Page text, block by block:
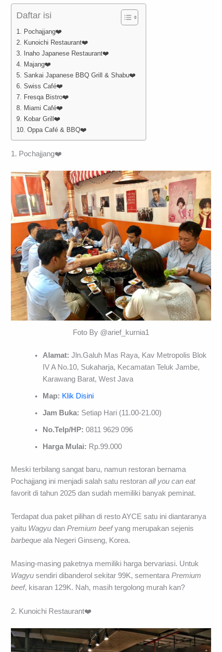
Daftar isi
1. Pochajjang❤️
2. Kunoichi Restaurant❤️
3. Inaho Japanese Restaurant❤️
4. Majang❤️
5. Sankai Japanese BBQ Grill & Shabu❤️
6. Swiss Café❤️
7. Fresqa Bistro❤️
8. Miami Café❤️
9. Kobar Grill❤️
10. Oppa Café & BBQ❤️
1. Pochajjang❤️
Foto By @arief_kurnia1
Alamat: Jln.Galuh Mas Raya, Kav Metropolis Blok
IV A No.10, Sukaharja, Kecamatan Teluk Jambe,
Karawang Barat, West Java
Map: Klik Disini
Jam Buka: Setiap Hari (11.00-21.00)
No.Telp/HP: 0811 9629 096
Harga Mulai: Rp.99.000
Meski terbilang sangat baru, namun restoran bernama
Pochajjang ini menjadi salah satu restoranall you can eat
favorit di tahun 2025 dan sudah memiliki banyak peminat.
Terdapat dua paket pilihan di resto AYCE satu ini diantaranya
yaitu Wagyu danPremium beefyang merupakan sejenis
barbeque ala Negeri Ginseng, Korea.
Masing-masing paketnya memiliki harga bervariasi. Untuk
Wagyu sendiri dibanderol sekitar 99K, sementaraPremium
beef, kisaran 129K. Nah, masih tergolong murah kan?
2. Kunoichi Restaurant❤️